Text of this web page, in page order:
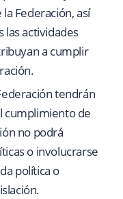
Federación, así
las actividades
a cumplir
tendrán
cumplimiento de
no podrá
o involucrarse
política o